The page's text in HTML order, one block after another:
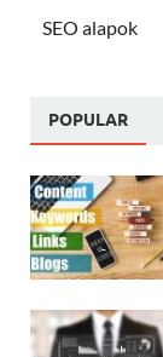
SEO alapok
POPULAR